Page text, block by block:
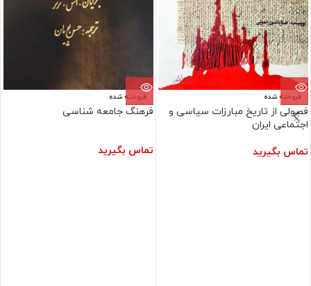
فروخته شده
فصولی از تاریخ مبارزات سیاسی و
اجتماعی ایران
تماس بگیرید
فروخته شده
فرهنگ جامعه شناسی
تماس بگیرید